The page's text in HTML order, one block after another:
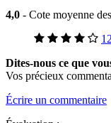
4,0 - Cote moyenne
Dites-nous ce que
Vos précieux
Écrire un commentaire